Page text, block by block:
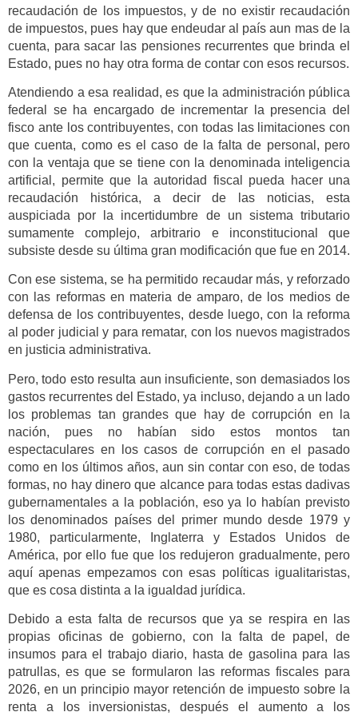
recaudación de los impuestos, y de no existir recaudación
de impuestos, pues hay que endeudar al país aun mas de la
cuenta, para sacar las pensiones recurrentes que brinda el
Estado, pues no hay otra forma de contar con esos recursos.
Atendiendo a esa realidad, es que la administración pública
federal se ha encargado de incrementar la presencia del
fisco ante los contribuyentes, con todas las limitaciones con
que cuenta, como es el caso de la falta de personal, pero
con la ventaja que se tiene con la denominada inteligencia
artificial, permite que la autoridad fiscal pueda hacer una
recaudación histórica, a decir de las noticias, esta
auspiciada por la incertidumbre de un sistema tributario
sumamente complejo, arbitrario e inconstitucional que
subsiste desde su última gran modificación que fue en 2014.
Con ese sistema, se ha permitido recaudar más, y reforzado
con las reformas en materia de amparo, de los medios de
defensa de los contribuyentes, desde luego, con la reforma
al poder judicial y para rematar, con los nuevos magistrados
en justicia administrativa.
Pero, todo esto resulta aun insuficiente, son demasiados los
gastos recurrentes del Estado, ya incluso, dejando a un lado
los problemas tan grandes que hay de corrupción en la
nación, pues no habían sido estos montos tan
espectaculares en los casos de corrupción en el pasado
como en los últimos años, aun sin contar con eso, de todas
formas, no hay dinero que alcance para todas estas dadivas
gubernamentales a la población, eso ya lo habían previsto
los denominados países del primer mundo desde 1979 y
1980, particularmente, Inglaterra y Estados Unidos de
América, por ello fue que los redujeron gradualmente, pero
aquí apenas empezamos con esas políticas igualitaristas,
que es cosa distinta a la igualdad jurídica.
Debido a esta falta de recursos que ya se respira en las
propias oficinas de gobierno, con la falta de papel, de
insumos para el trabajo diario, hasta de gasolina para las
patrullas, es que se formularon las reformas fiscales para
2026, en un principio mayor retención de impuesto sobre la
renta a los inversionistas, después el aumento a los